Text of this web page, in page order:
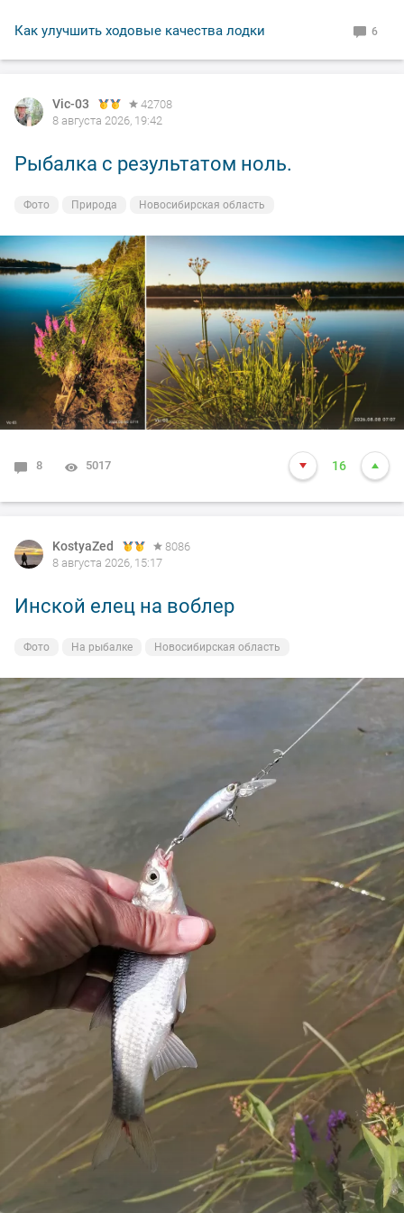
Как улучшить ходовые качества лодки 6
Vic-03
42708
8 августа 2026, 19:42
Рыбалка с результатом ноль.
Фото Природа Новосибирская область
8 5017 16
KostyaZed
8086
8 августа 2026, 15:17
Инской елец на воблер
Фото На рыбалке Новосибирская область